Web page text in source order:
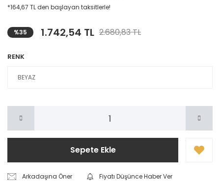
*164,67 TL den başlayan taksitlerle!
%35 1.742,54 TL 2.680,83 TL
RENK
Sepete Ekle
Arkadaşına Öner
Fiyatı Düşünce Haber Ver